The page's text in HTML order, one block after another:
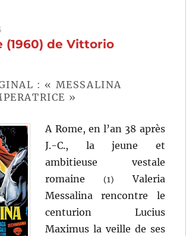
(1960) de Vittorio
: « MESSALINA
»
A Rome, en l’an 38 après
J.-C., la jeune et
ambitieuse vestale
romaine
(1)
Valeria
Messalina rencontre le
centurion Lucius
Maximus la veille de ses